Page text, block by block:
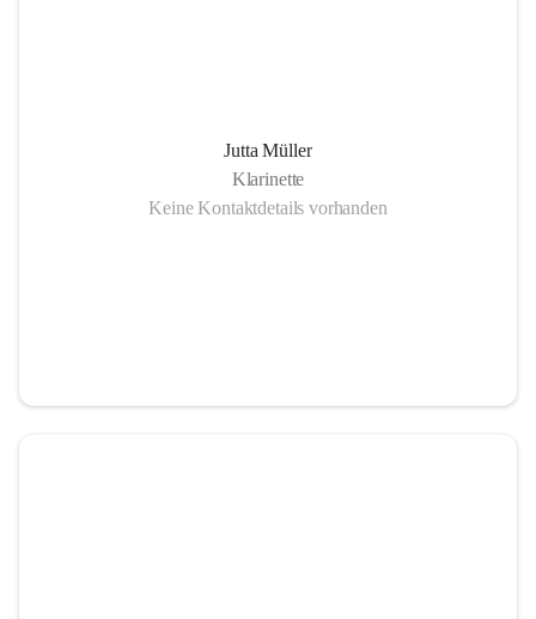
Jutta Müller
Klarinette
Keine Kontaktdetails vorhanden